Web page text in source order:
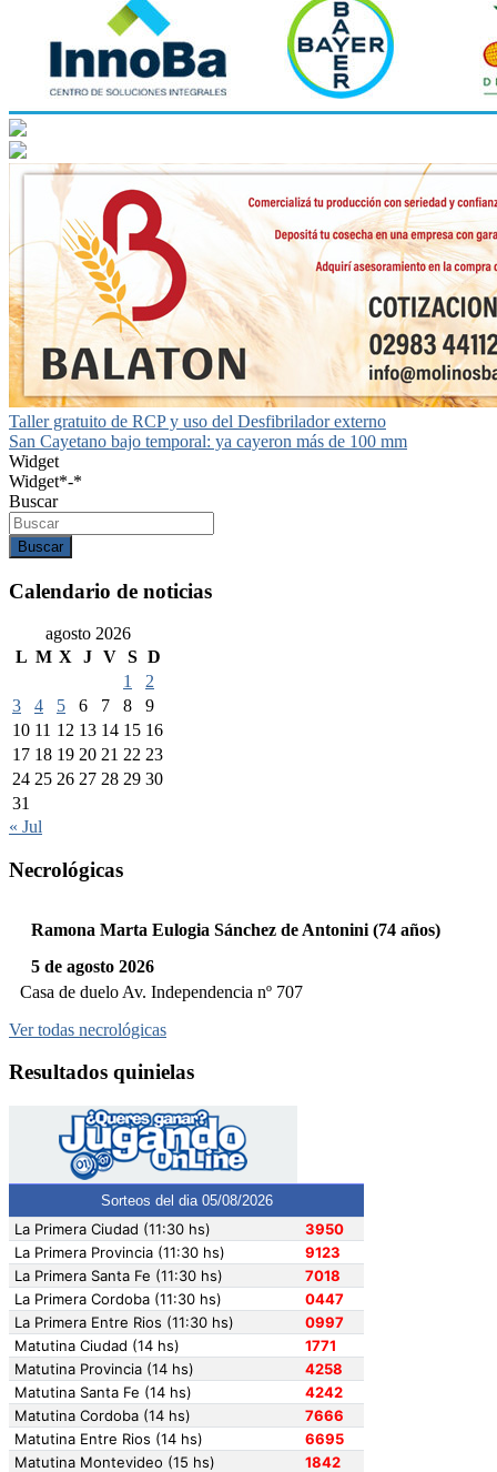
Navegación
de
entradas
Taller gratuito de RCP y uso del Desfibrilador externo
San Cayetano bajo temporal: ya cayeron más de 100 mm
Widget
Widget*-*
Buscar
Buscar
Calendario de noticias
agosto 2026
L M X J V S D
1
2
3
4 5 6 7 8
9
10 11 12 13 14 15 16
17 18 19 20 21 22 23
24 25 26 27 28 29 30
31
« Jul
Necrológicas
Ramona Marta Eulogia Sánchez de Antonini (74 años)
5 de agosto 2026
Casa de duelo Av. Independencia nº 707
Ver todas necrológicas
Resultados quinielas